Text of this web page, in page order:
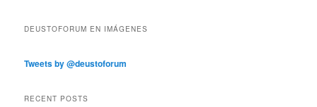
DEUSTOFORUM EN IMÁGENES
Tweets by @deustoforum
RECENT POSTS